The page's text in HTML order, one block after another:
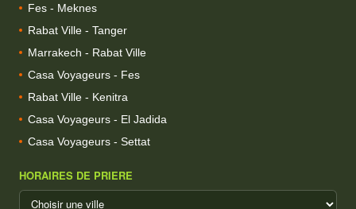
Fes - Meknes
Rabat Ville - Tanger
Marrakech - Rabat Ville
Casa Voyageurs - Fes
Rabat Ville - Kenitra
Casa Voyageurs - El Jadida
Casa Voyageurs - Settat
HORAIRES DE PRIERE